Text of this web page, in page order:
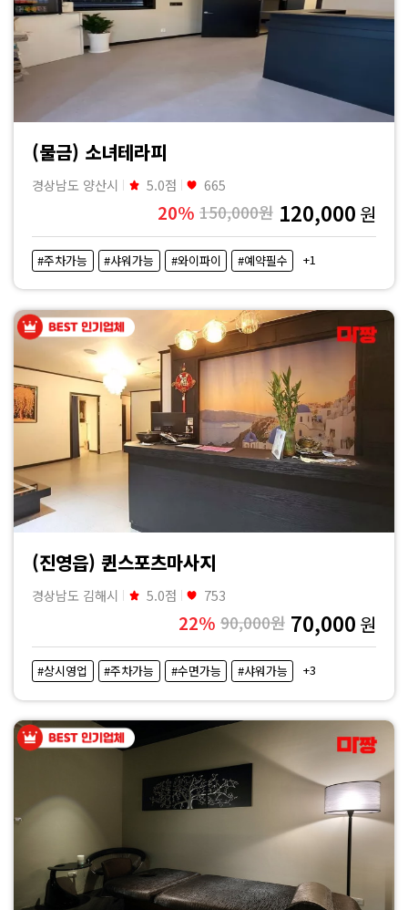
(물금) 소녀테라피
경상남도 양산시 5.0점 665
20% 150,000원 120,000 원
#주차가능 #샤워가능 #와이파이 #예약필수 +1
(진영읍) 퀸스포츠마사지
경상남도 김해시 5.0점 753
22% 90,000원 70,000 원
#상시영업 #주차가능 #수면가능 #샤워가능 +3